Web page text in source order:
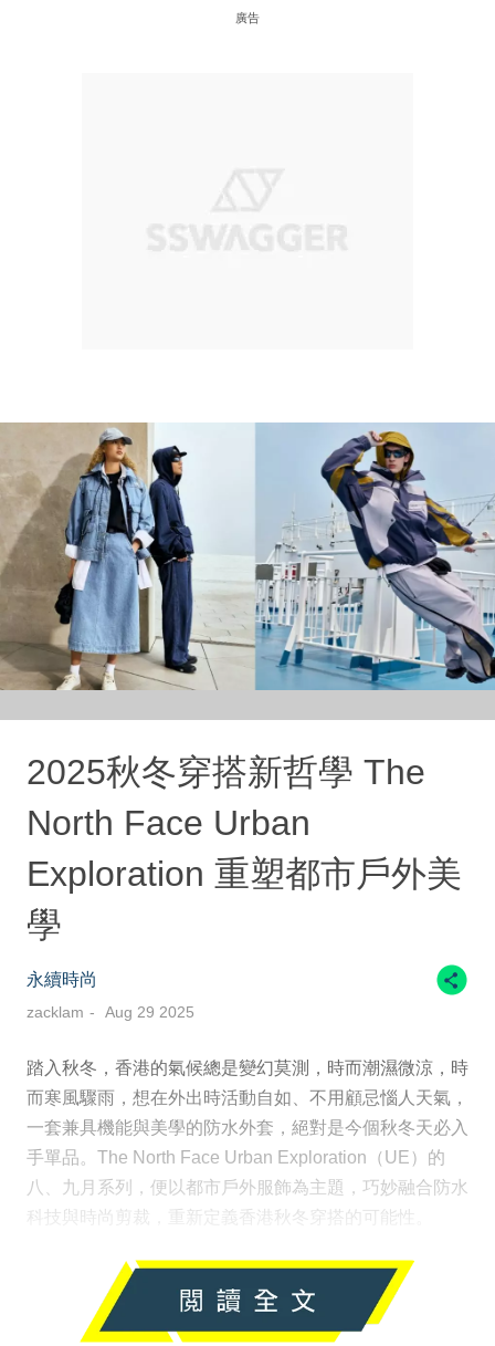
廣告
2025秋冬穿搭新哲學 The
North Face Urban
Exploration 重塑都市戶外美
學
永續時尚
zacklam Aug 29 2025
踏入秋冬，香港的氣候總是變幻莫測，時而潮濕微涼，時
而寒風驟雨，想在外出時活動自如、不用顧忌惱人天氣，
一套兼具機能與美學的防水外套，絕對是今個秋冬天必入
手單品。The North Face Urban Exploration（UE）的
八、九月系列，便以都市戶外服飾為主題，巧妙融合防水
科技與時尚剪裁，重新定義香港秋冬穿搭的可能性。